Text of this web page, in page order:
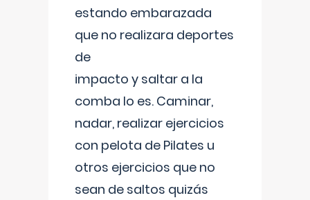
estando embarazada
que no realizara deportes
de
impacto y saltar a la
comba lo es. Caminar,
nadar, realizar ejercicios
con pelota de Pilates u
otros ejercicios que no
sean de saltos quizás